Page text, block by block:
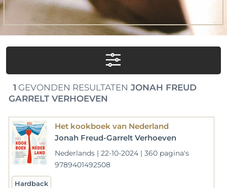
1 GEVONDEN RESULTATEN JONAH FREUD
GARRELT VERHOEVEN
Het kookboek van Nederland
Jonah Freud-Garrelt Verhoeven
Nederlands | 22-10-2024 | 360 pagina's
9789401492508
Hardback